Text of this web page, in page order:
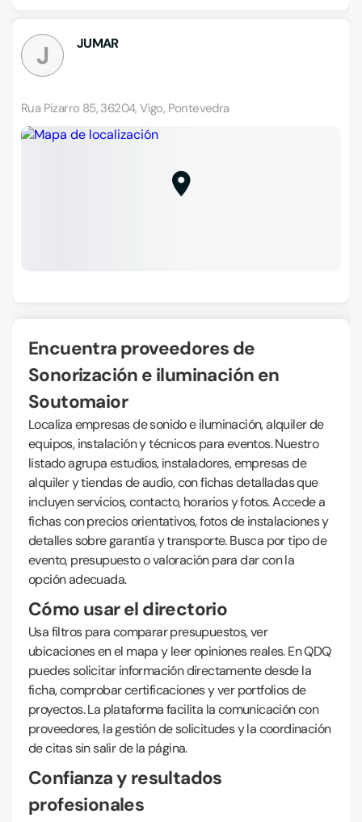
J JUMAR
Rua Pizarro 85, 36204, Vigo, Pontevedra
Encuentra proveedores de
Sonorización e iluminación en
Soutomaior
Localiza empresas de sonido e iluminación, alquiler de
equipos, instalación y técnicos para eventos. Nuestro
listado agrupa estudios, instaladores, empresas de
alquiler y tiendas de audio, con fichas detalladas que
incluyen servicios, contacto, horarios y fotos. Accede a
fichas con precios orientativos, fotos de instalaciones y
detalles sobre garantía y transporte. Busca por tipo de
evento, presupuesto o valoración para dar con la
opción adecuada.
Cómo usar el directorio
Usa filtros para comparar presupuestos, ver
ubicaciones en el mapa y leer opiniones reales. En QDQ
puedes solicitar información directamente desde la
ficha, comprobar certificaciones y ver portfolios de
proyectos. La plataforma facilita la comunicación con
proveedores, la gestión de solicitudes y la coordinación
de citas sin salir de la página.
Confianza y resultados
profesionales